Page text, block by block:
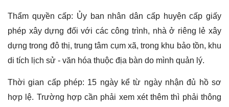
Thẩm quyền cấp: Ủy ban nhân dân cấp huyện cấp giấy
phép xây dựng đối với các công trình, nhà ở riêng lẻ xây
dựng trong đô thị, trung tâm cụm xã, trong khu bảo tồn, khu
di tích lịch sử - văn hóa thuộc địa bàn do mình quản lý.
Thời gian cấp phép: 15 ngày kể từ ngày nhận đủ hồ sơ
hợp lệ. Trường hợp cần phải xem xét thêm thì phải thông